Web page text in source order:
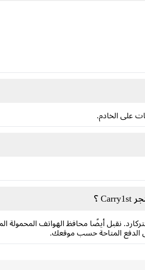
على الخادم.
نقبل أيضًا محافظ الهواتف المحمولة